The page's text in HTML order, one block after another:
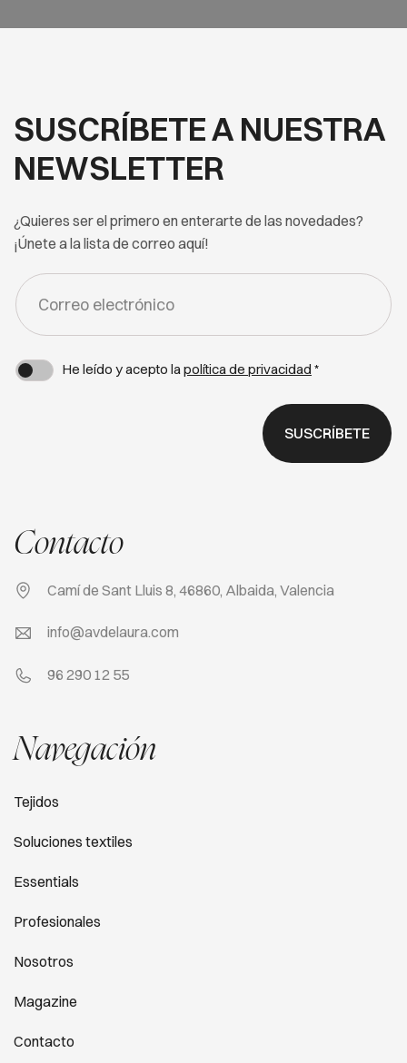
SUSCRÍBETE A NUESTRA
NEWSLETTER
¿Quieres ser el primero en enterarte de las novedades?
¡Únete a la lista de correo aquí!
FORM
NEWSLETTER
He leído y acepto lapolítica de privacidad *
SUSCRÍBETE
Contacto
Camí de Sant Lluis 8, 46860, Albaida, Valencia
info@avdelaura.com
96 290 12 55
Navegación
Tejidos
Soluciones textiles
Essentials
Profesionales
Nosotros
Magazine
Contacto